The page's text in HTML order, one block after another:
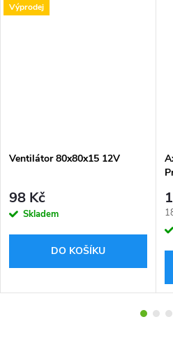
Výprodej
Ventilátor 80x80x15 12V
98 Kč
Skladem
DO KOŠÍKU